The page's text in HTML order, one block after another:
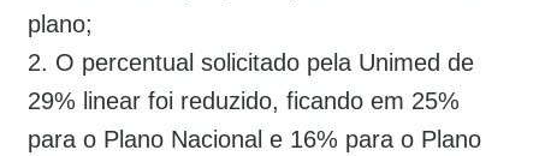
plano;
2. O percentual solicitado pela Unimed de
29% linear foi reduzido, ficando em 25%
para o Plano Nacional e 16% para o Plano